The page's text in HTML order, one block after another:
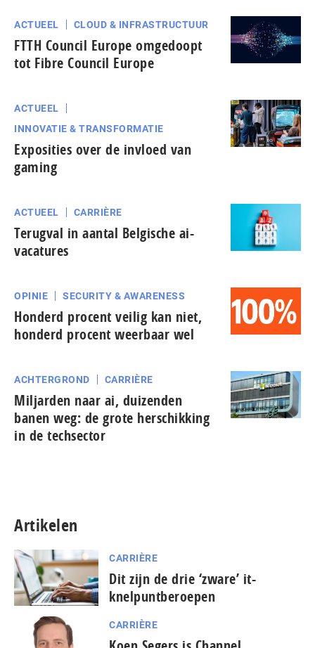
ACTUEEL CLOUD & INFRASTRUCTUUR
FTTH Council Europe omgedoopt
tot Fibre Council Europe
ACTUEEL
INNOVATIE & TRANSFORMATIE
Exposities over de invloed van
gaming
ACTUEEL CARRIÈRE
Terugval in aantal Belgische ai-
vacatures
OPINIE SECURITY & AWARENESS
Honderd procent veilig kan niet,
honderd procent weerbaar wel
ACHTERGROND CARRIÈRE
Miljarden naar ai, duizenden
banen weg: de grote herschikking
in de techsector
Artikelen
CARRIÈRE
Dit zijn de drie ‘zware’ it-
knelpuntberoepen
CARRIÈRE